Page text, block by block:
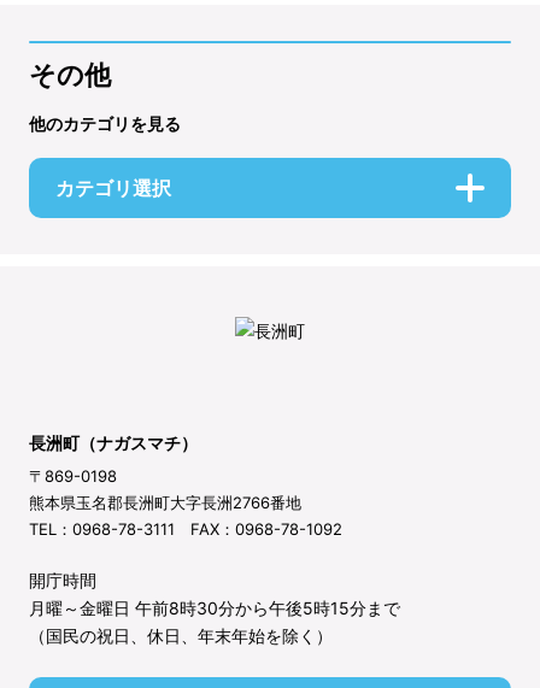
その他
他のカテゴリを見る
カテゴリ選択
長洲町（ナガスマチ）
〒869-0198
熊本県玉名郡長洲町大字長洲2766番地
TEL：0968-78-3111 FAX：0968-78-1092
開庁時間
月曜～金曜日 午前8時30分から午後5時15分まで
（国民の祝日、休日、年末年始を除く）